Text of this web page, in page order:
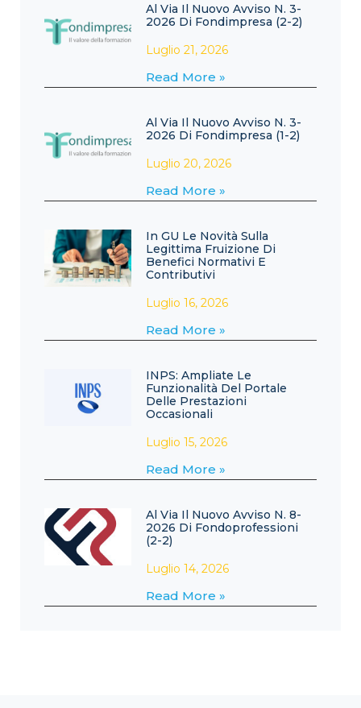
Al Via Il Nuovo Avviso N. 3-
2026 Di Fondimpresa (2-2)
Luglio 21, 2026
Read More »
Al Via Il Nuovo Avviso N. 3-
2026 Di Fondimpresa (1-2)
Luglio 20, 2026
Read More »
In GU Le Novità Sulla
Legittima Fruizione Di
Benefici Normativi E
Contributivi
Luglio 16, 2026
Read More »
INPS: Ampliate Le
Funzionalità Del Portale
Delle Prestazioni
Occasionali
Luglio 15, 2026
Read More »
Al Via Il Nuovo Avviso N. 8-
2026 Di Fondoprofessioni
(2-2)
Luglio 14, 2026
Read More »